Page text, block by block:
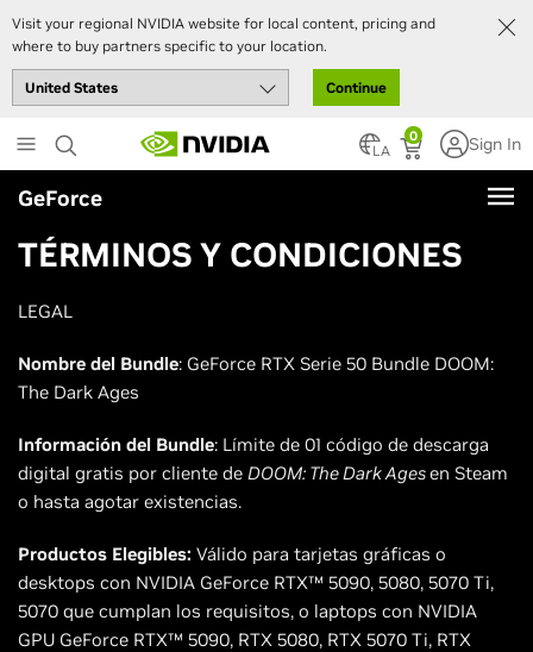
Visit your regional NVIDIA website for local content, pricing and
where to buy partners specific to your location.
Continue
to
main
content
0
LA Sign In
GeForce
TÉRMINOS Y CONDICIONES
LEGAL
Nombre del Bundle: GeForce RTX Serie 50 Bundle DOOM:
The Dark Ages
Información del Bundle: Límite de 01 código de descarga
digital gratis por cliente de DOOM: The Dark Agesen Steam
o hasta agotar existencias.
Productos Elegibles: Válido para tarjetas gráficas o
desktops con NVIDIA GeForce RTX™ 5090, 5080, 5070 Ti,
5070 que cumplan los requisitos, o laptops con NVIDIA
GPU GeForce RTX™ 5090, RTX 5080, RTX 5070 Ti, RTX